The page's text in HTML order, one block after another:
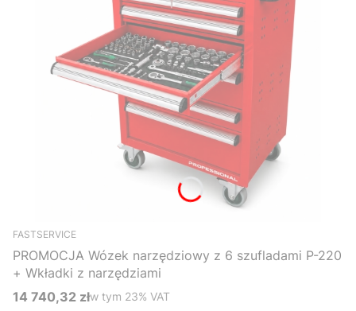
FASTSERVICE
PROMOCJA Wózek narzędziowy z 6 szufladami P-220
+ Wkładki z narzędziami
Cena brutto
14 740,32 złw tym %s VAT
w tym 23% VAT